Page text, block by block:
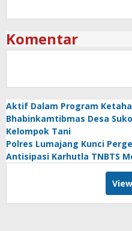
Komentar
Aktif Dalam Program
Bhabinkamtibmas Desa
Kelompok Tani
Polres Lumajang Kunci
Antisipasi Karhutla TNBTS